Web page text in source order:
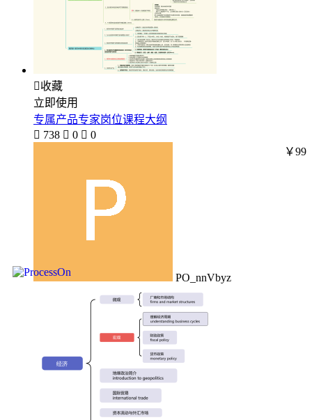
收藏
立即使用
专属产品专家岗位课程大纲
 738  0  0
PO_nnVbyz
￥99